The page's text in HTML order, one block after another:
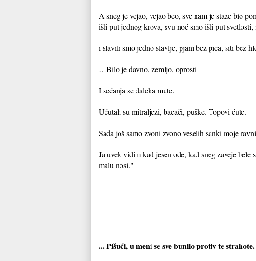
A sneg je vejao, vejao beo, sve nam je staze bio
išli put jednog krova, svu noć smo išli put
i slavili smo jedno slavlje, pjani bez pića, siti bez
…Bilo je davno, zemljo, oprosti
I sećanja se daleka mute.
Ućutali su mitraljezi, bacači, puške. Topovi ćute.
Sada još samo zvoni zvono veselih sanki moje
Ja uvek vidim kad jesen ode, kad sneg zaveje
malu nosi."
... Pišući, u meni se sve bunilo protiv te